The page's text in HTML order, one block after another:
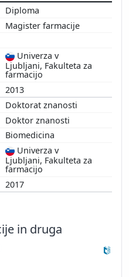
Diploma
Magister farmacije
Univerza v
Ljubljani, Fakulteta za
farmacijo
2013
Doktorat znanosti
Doktor znanosti
Biomedicina
Univerza v
Ljubljani, Fakulteta za
farmacijo
2017
in druga